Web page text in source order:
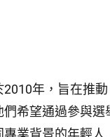
2010年，旨在推動
希望通過參與選
業背景的年輕人